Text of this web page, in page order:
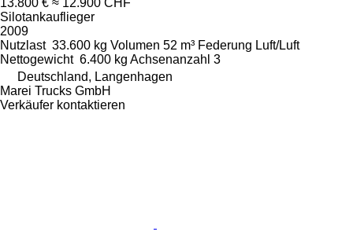
Silotankauflieger
2009
Nutzlast 33.600 kg Volumen 52 m³ Federung Luft/Luft
Nettogewicht 6.400 kg Achsenanzahl 3
Deutschland, Langenhagen
Marei Trucks GmbH
Verkäufer kontaktieren